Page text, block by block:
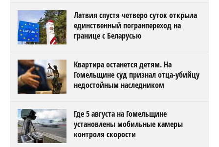
Латвия спустя четверо суток открыла
единственный погранпереход на
границе с Беларусью
Квартира останется детям. На
Гомельщине суд признал отца-убийцу
недостойным наследником
Где 5 августа на Гомельщине
установлены мобильные камеры
контроля скорости